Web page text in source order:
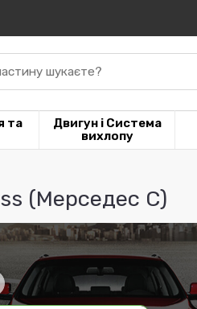
шукаєте?
та
Двигун і Система
вихлопу
(Мерседес С)